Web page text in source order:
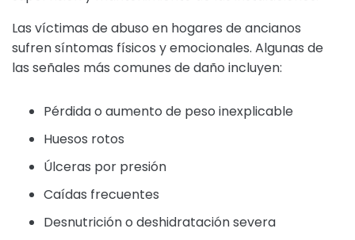
Las víctimas de abuso en hogares de ancianos
sufren síntomas físicos y emocionales. Algunas de
las señales más comunes de daño incluyen:
Pérdida o aumento de peso inexplicable
Huesos rotos
Úlceras por presión
Caídas frecuentes
Desnutrición o deshidratación severa